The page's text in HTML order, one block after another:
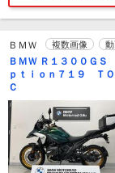
ＢＭＷ 複数画像
ＢＭＷ Ｒ１３００Ｇ
ｐｔｉｏｎ７１９ Ｔ
Ｃ